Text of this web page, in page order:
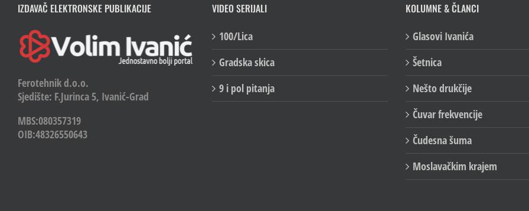
IZDAVAČ ELEKTRONSKE PUBLIKACIJE
Ferotehnik d.o.o.
Sjedište: F.Jurinca 5, Ivanić-Grad
MBS:080357319
OIB:48326550643
VIDEO SERIJALI
100/Lica
Gradska skica
9 i pol pitanja
KOLUMNE & ČLANCI
Glasovi Ivanića
Šetnica
Nešto drukčije
Čuvar frekvencije
Čudesna šuma
Moslavačkim krajem